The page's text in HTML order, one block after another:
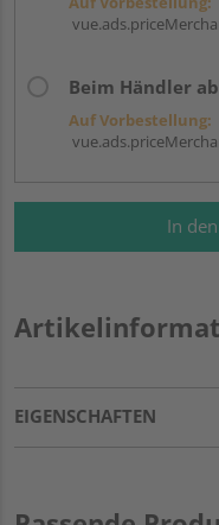
Beim Händler
Auf Vorbestellung:
In
EIGENSCHAFTEN